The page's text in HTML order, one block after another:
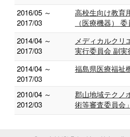
2016/05 ～
2017/03
高校生向け教育
（医療機器） 委
2014/04 ～
2017/03
メディカルクリ
実行委員会 副実
2014/04 ～
2017/03
福島県医療福祉
2010/04 ～
2012/03
郡山地域テクノ
術等審査委員会